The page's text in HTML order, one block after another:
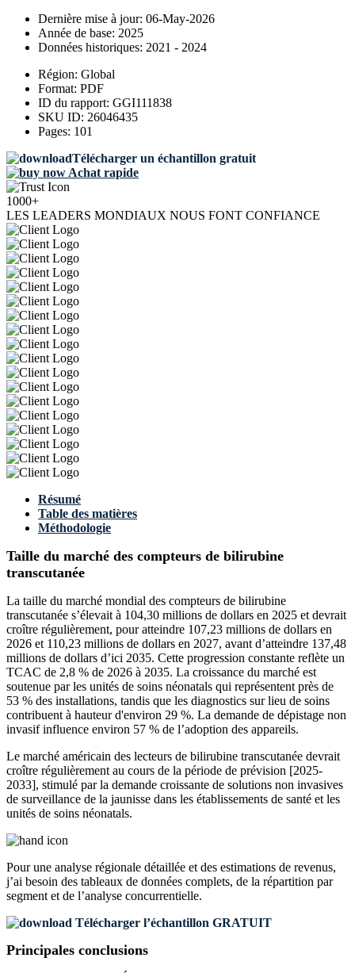
Dernière mise à jour: 06-May-2026
Année de base: 2025
Données historiques: 2021 - 2024
Région: Global
Format: PDF
ID du rapport: GGI111838
SKU ID: 26046435
Pages: 101
Télécharger un échantillon gratuit
Achat rapide
1000+
LES LEADERS MONDIAUX NOUS FONT CONFIANCE
Résumé
Table des matières
Méthodologie
Taille du marché des compteurs de bilirubine
transcutanée
La taille du marché mondial des compteurs de bilirubine
transcutanée s’élevait à 104,30 millions de dollars en 2025 et devrait
croître régulièrement, pour atteindre 107,23 millions de dollars en
2026 et 110,23 millions de dollars en 2027, avant d’atteindre 137,48
millions de dollars d’ici 2035. Cette progression constante reflète un
TCAC de 2,8 % de 2026 à 2035. La croissance du marché est
soutenue par les unités de soins néonatals qui représentent près de
53 % des installations, tandis que les diagnostics sur lieu de soins
contribuent à hauteur d'environ 29 %. La demande de dépistage non
invasif influence environ 57 % de l’adoption des appareils.
Le marché américain des lecteurs de bilirubine transcutanée devrait
croître régulièrement au cours de la période de prévision [2025-
2033], stimulé par la demande croissante de solutions non invasives
de surveillance de la jaunisse dans les établissements de santé et les
unités de soins néonatals.
Pour une analyse régionale détaillée et des estimations de revenus,
j’ai besoin des tableaux de données complets, de la répartition par
segment et de l’analyse concurrentielle.
Télécharger l’échantillon GRATUIT
Principales conclusions